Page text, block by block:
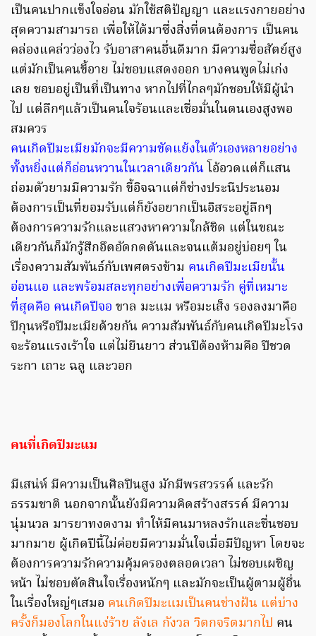
เป็นคนปากแข็งใจอ่อน มักใช้สติปัญญา และแรงกายอย่าง
สุดความสามารถ เพื่อให้ได้มาซึ่งสิ่งที่ตนต้องการ เป็นคน
คล่องแคล่วว่องไว รับอาสาคนอื่นดีมาก มีความซื่อสัตย์สูง
แต่มักเป็นคนขี้อาย ไม่ชอบแสดงออก บางคนพูดไม่เก่ง
เลย ชอบอยู่เป็นที่เป็นทาง หากไปที่ไกลๆมักชอบให้มีผู้นำ
ไป แต่ลึกๆแล้วเป็นคนใจร้อนและเชื่อมั่นในตนเองสูงพอ
สมควร
คนเกิดปีมะเมียมักจะมีความขัดแย้งในตัวเองหลายอย่าง
ทั้งหยิ่งแต่ก็อ่อนหวานในเวลาเดียวกัน โอ้อวดแต่ก็แสน
ถ่อมตัวยามมีความรัก ขี้อิจฉาแต่ก็ช่างประนีประนอม
ต้องการเป็นที่ยอมรับแต่ก็ยังอยากเป็นอิสระอยู่ลึกๆ
ต้องการความรักและแสวงหาความใกล้ชิด แต่ในขณะ
เดียวกันก็มักรู้สึกอึดอัดกดดันและจนแต้มอยู่บ่อยๆ ใน
เรื่องความสัมพันธ์กับเพศตรงข้าม คนเกิดปีมะเมียนั้น
อ่อนแอ และพร้อมสละทุกอย่างเพื่อความรัก คู่ที่เหมาะ
ที่สุดคือ คนเกิดปีจอ ขาล มะแม หรือมะเส็ง รองลงมาคือ
ปีกุนหรือปีมะเมียด้วยกัน ความสัมพันธ์กับคนเกิดปีมะโรง
จะร้อนแรงเร้าใจ แต่ไม่ยืนยาว ส่วนปีต้องห้ามคือ ปีชวด
ระกา เถาะ ฉลู และวอก
คนที่เกิดปีมะแม
มีเสน่ห์ มีความเป็นศิลปินสูง มักมีพรสวรรค์ และรัก
ธรรมชาติ นอกจากนั้นยังมีความคิดสร้างสรรค์ มีความ
นุ่มนวล มารยาทงดงาม ทำให้มีคนมาหลงรักและชื่นชอบ
มากมาย ผู้เกิดปีนี้ไม่ค่อยมีความมั่นใจเมื่อมีปัญหา โดยจะ
ต้องการความรักความคุ้มครองตลอดเวลา ไม่ชอบเผชิญ
หน้า ไม่ชอบตัดสินใจเรื่องหนักๆ และมักจะเป็นผู้ตามผู้อื่น
ในเรื่องใหญ่ๆเสมอ คนเกิดปีมะแมเป็นคนช่างฝัน แต่บ่าง
ครั้งก็มองโลกในแง่ร้าย ลังเล กังวล วิตกจริตมากไป คน